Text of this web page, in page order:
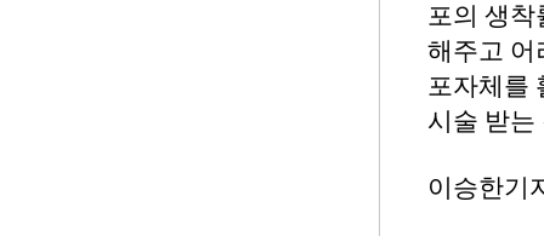
포의 생
해주고 어
포자체를
시술 받는
이승한기